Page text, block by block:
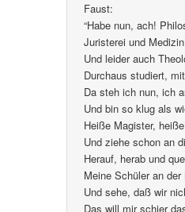
Faust:
“Habe nun, ach!
Juristerei und
Und leider auch
Durchaus studiert,
Da steh ich nun, ich
Und bin so klug als
Heiße Magister,
Und ziehe schon an
Herauf, herab und
Meine Schüler an der
Und sehe, daß wir
Das will mir schier